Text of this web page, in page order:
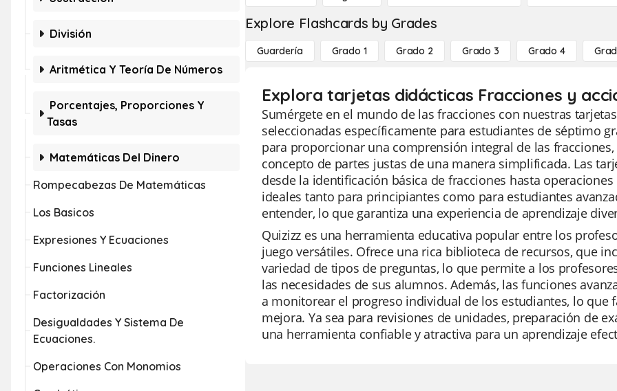
División
Aritmética Y Teoría De Números
Porcentajes, Proporciones Y
Tasas
Matemáticas Del Dinero
Rompecabezas De Matemáticas
Los Basicos
Expresiones Y Ecuaciones
Funciones Lineales
Factorización
Desigualdades Y Sistema De
Ecuaciones.
Operaciones Con Monomios
Explore Flashcards by Grades
Guardería Grado 1 Grado 2 Grado 3 Grado 4
Explora tarjetas didácticas Fracciones y
Sumérgete en el mundo de las fracciones con nuestras
seleccionadas específicamente para estudiantes de séptimo
para proporcionar una comprensión integral de las
concepto de partes justas de una manera simplificada. Las
desde la identificación básica de fracciones hasta
ideales tanto para principiantes como para estudiantes
entender, lo que garantiza una experiencia de aprendizaje
Quizizz es una herramienta educativa popular entre los
juego versátiles. Ofrece una rica biblioteca de recursos, que
variedad de tipos de preguntas, lo que permite a los
las necesidades de sus alumnos. Además, las funciones
a monitorear el progreso individual de los estudiantes, lo que
mejora. Ya sea para revisiones de unidades, preparación de
una herramienta confiable y atractiva para un aprendizaje